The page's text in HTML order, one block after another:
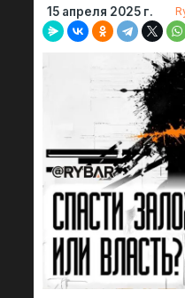
15 апреля 2025 г.